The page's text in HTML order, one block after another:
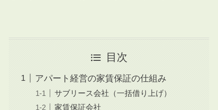
目次
アパート経営の家賃保証の仕組み
サブリース会社（一括借り上げ）
家賃保証会社